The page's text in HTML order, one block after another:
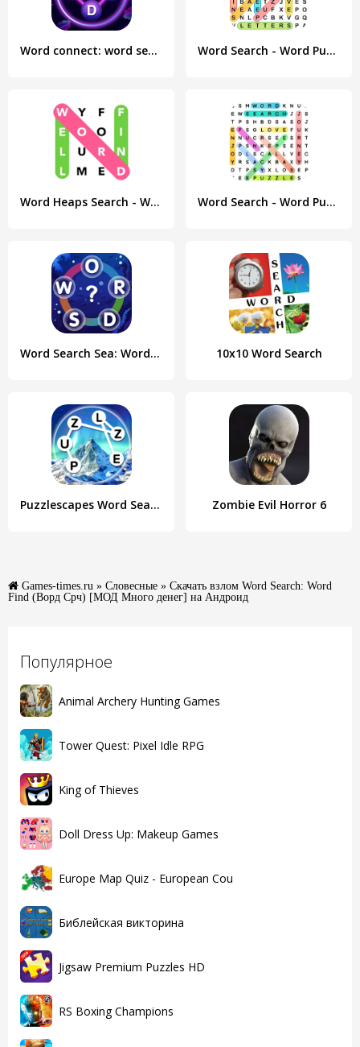
Популярное
Animal Archery Hunting Games
Tower Quest: Pixel Idle RPG
King of Thieves
Doll Dress Up: Makeup Games
Europe Map Quiz - European Cou
Библейская викторина
Jigsaw Premium Puzzles HD
RS Boxing Champions
Word connect: word search game Word Search - Word Puzzle Game
Word Heaps Search - Word Games Word Search - Word Puzzle Game
Word Search Sea: Word Puzzle 10x10 Word Search
Puzzlescapes Word Search Games Zombie Evil Horror 6
Games-times.ru » Словесные » Скачать взлом Word Search: Word
Find (Ворд Срч) [МОД Много денег] на Андроид